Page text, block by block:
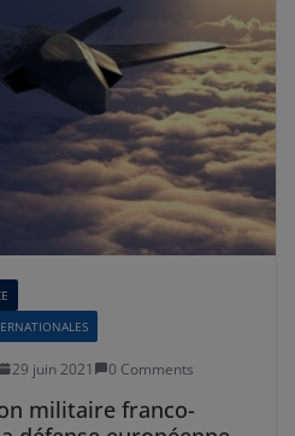
29 juin 2021 0 Comments
militaire franco-